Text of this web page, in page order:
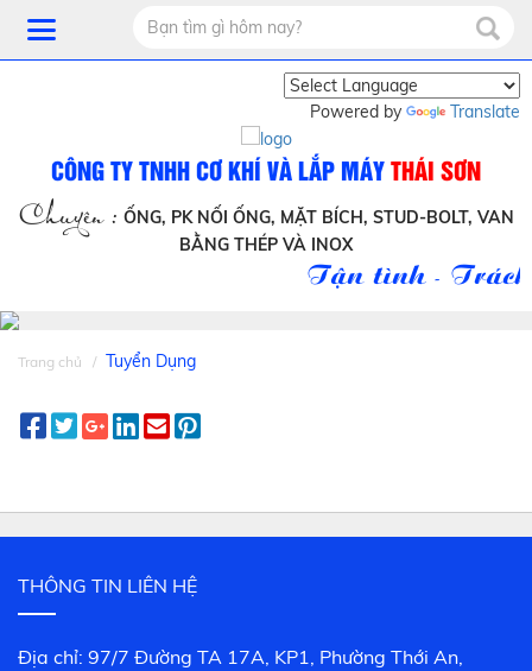
Powered by Translate
CÔNG TY TNHH CƠ KHÍ VÀ LẮP MÁYTHÁI SƠN
Chuyên : ỐNG, PK NỐI ỐNG, MẶT BÍCH, STUD-BOLT, VAN
BẰNG THÉP VÀ INOX
Tận tình -
Trang chủ Tuyển Dụng
THÔNG TIN LIÊN HỆ
Địa chỉ: 97/7 Đường TA 17A, KP1, Phường Thới An,